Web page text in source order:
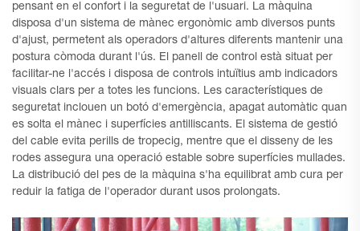
pensant en el confort i la seguretat de l'usuari. La màquina
disposa d'un sistema de mànec ergonòmic amb diversos punts
d'ajust, permetent als operadors d'altures diferents mantenir una
postura còmoda durant l'ús. El panell de control està situat per
facilitar-ne l'accés i disposa de controls intuïtius amb indicadors
visuals clars per a totes les funcions. Les característiques de
seguretat inclouen un botó d'emergència, apagat automàtic quan
es solta el mànec i superfícies antilliscants. El sistema de gestió
del cable evita perills de tropecig, mentre que el disseny de les
rodes assegura una operació estable sobre superfícies mullades.
La distribució del pes de la màquina s'ha equilibrat amb cura per
reduir la fatiga de l'operador durant usos prolongats.